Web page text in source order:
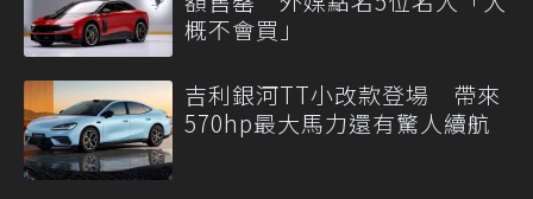
概不會買」
吉利銀河TT小改款登場 帶來
570hp最大馬力還有驚人續航